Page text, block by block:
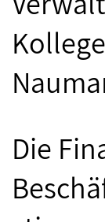
Die